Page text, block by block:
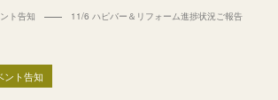
ト告知 11/6 ハピバー＆リフォーム進捗状況ご報告
ト告知